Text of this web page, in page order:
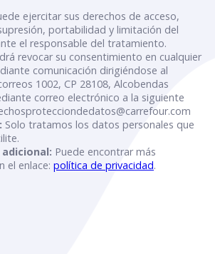
ejercitar sus derechos de acceso,
portabilidad y limitación del
el responsable del tratamiento.
revocar su consentimiento en cualquier
comunicación dirigiéndose al
1002, CP 28108, Alcobendas
correo electrónico a la siguiente
Solo tratamos los datos personales que
Puede encontrar más
el enlace: política de privacidad.